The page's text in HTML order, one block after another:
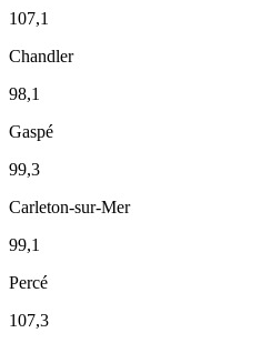
107,1
Chandler
98,1
Gaspé
99,3
Carleton-sur-Mer
99,1
Percé
107,3